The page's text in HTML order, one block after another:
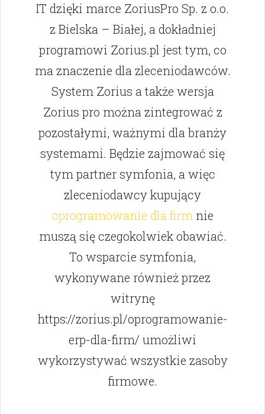
IT dzięki marce ZoriusPro Sp. z o.o.
z Bielska – Białej, a dokładniej
programowi Zorius.pl jest tym, co
ma znaczenie dla zleceniodawców.
System Zorius a także wersja
Zorius pro można zintegrować z
pozostałymi, ważnymi dla branży
systemami. Będzie zajmować się
tym partner symfonia, a więc
zleceniodawcy kupujący
oprogramowanie dla firmnie
muszą się czegokolwiek obawiać.
To wsparcie symfonia,
wykonywane również przez
witrynę
https://zorius.pl/oprogramowanie-
erp-dla-firm/ umożliwi
wykorzystywać wszystkie zasoby
firmowe.